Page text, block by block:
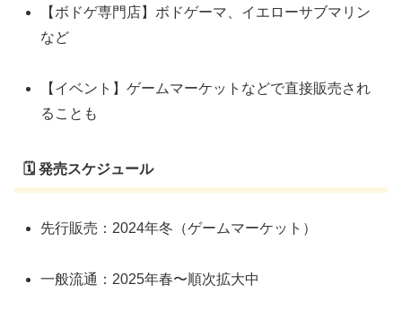
【ボドゲ専門店】ボドゲーマ、イエローサブマリン
など
【イベント】ゲームマーケットなどで直接販売され
ることも
🗓 発売スケジュール
先行販売：2024年冬（ゲームマーケット）
一般流通：2025年春〜順次拡大中